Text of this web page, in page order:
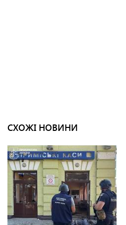
СХОЖІ НОВИНИ